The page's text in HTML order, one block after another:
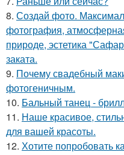
8. Создай фото.
фотография,
природе, эстетика
заката.
9. Почему свадебный
фотогеничным.
10. Бальный танец -
11. Наше красивое,
для вашей красоты.
12. Хотите попробовать